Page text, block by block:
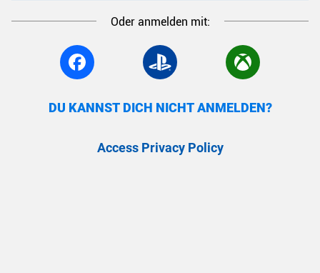
Oder anmelden mit:
DU KANNST DICH NICHT ANMELDEN?
Access Privacy Policy